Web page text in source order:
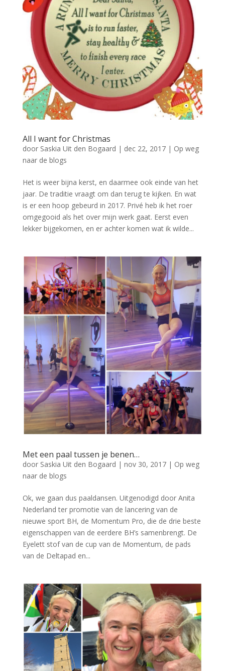
All I want for Christmas
door Saskia Uit den Bogaard | dec 22, 2017| Op weg
naar de blogs
Het is weer bijna kerst, en daarmee ook einde van het
jaar. De traditie vraagt om dan terug te kijken. En wat
is er een hoop gebeurd in 2017. Privé heb ik het roer
omgegooid als het over mijn werk gaat. Eerst even
lekker bijgekomen, en er achter komen wat ik wilde...
Met een paal tussen je benen…
door Saskia Uit den Bogaard | nov 30, 2017| Op weg
naar de blogs
Ok, we gaan dus paaldansen. Uitgenodigd door Anita
Nederland ter promotie van de lancering van de
nieuwe sport BH, de Momentum Pro, die de drie beste
eigenschappen van de eerdere BH’s samenbrengt. De
Eyelett stof van de cup van de Momentum, de pads
van de Deltapad en...